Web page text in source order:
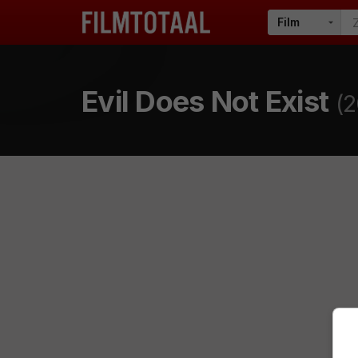
Evil Does Not Exist